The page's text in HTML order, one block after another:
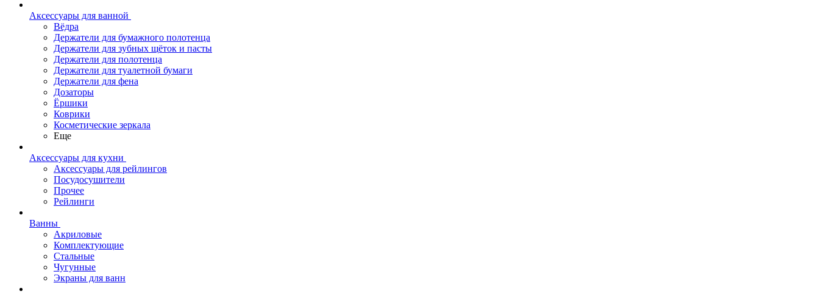
Аксессуары для ванной
Вёдра
Держатели для бумажного полотенца
Держатели для зубных щёток и пасты
Держатели для полотенца
Держатели для туалетной бумаги
Держатели для фена
Дозаторы
Ёршики
Коврики
Косметические зеркала
Еще
Аксессуары для кухни
Аксессуары для рейлингов
Посудосушители
Прочее
Рейлинги
Ванны
Акриловые
Комплектующие
Стальные
Чугунные
Экраны для ванн